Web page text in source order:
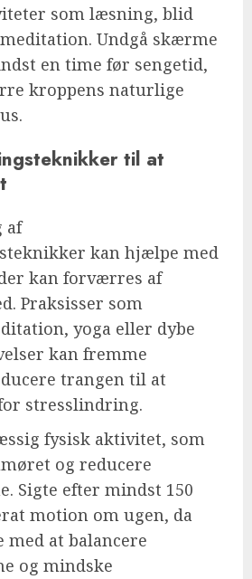
som læsning, blid
Undgå skærme
en time før sengetid,
kroppens naturlige
til at
af
kan hjælpe med
kan forværres af
Praksisser som
yoga eller dybe
kan fremme
trangen til at
stresslindring.
fysisk aktivitet, som
og reducere
Sigte efter mindst 150
motion om ugen, da
at balancere
og mindske